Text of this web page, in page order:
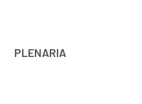
PLENARIA